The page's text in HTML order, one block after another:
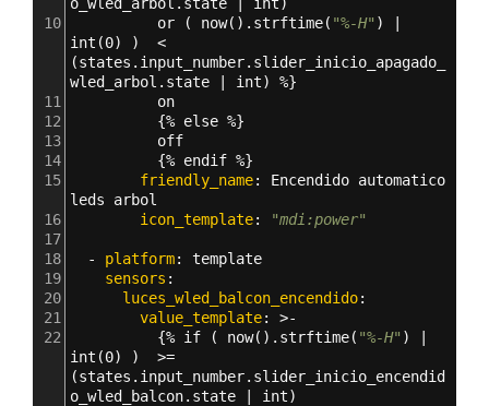
10
or ( now().strftime( "%-H" ) |
int(0) )  <
(states.input_number.slider_inicio_apagado_
wled_arbol.state | int) %}
11
on
12
{% else %}
13
off
14
{% endif %}
15
friendly_name: Encendido automatico
leds arbol
16
icon_template:
"mdi:power"
17
18
  -
platform: template
19
sensors :
20
luces_wled_balcon_encendido:
21
value_template: >-
22
{% if ( now().strftime( "%-H" ) |
int(0) )  >=
(states.input_number.slider_inicio_encendid